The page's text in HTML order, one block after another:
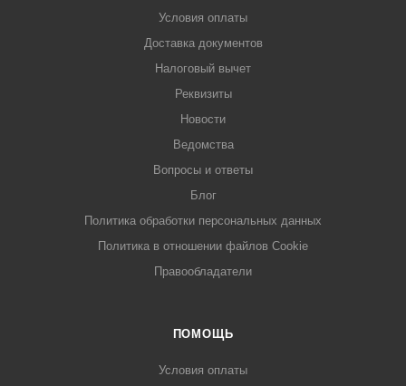
Условия оплаты
Доставка документов
Налоговый вычет
Реквизиты
Новости
Ведомства
Вопросы и ответы
Блог
Политика обработки персональных данных
Политика в отношении файлов Cookie
Правообладатели
ПОМОЩЬ
Условия оплаты